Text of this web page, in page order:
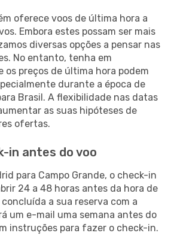
oferece voos de última hora a
Embora estes possam ser mais
diversas opções a pensar nas
No entanto, tenha em
os preços de última hora podem
durante a época de
Brasil. A flexibilidade nas datas
as suas hipóteses de
ofertas.
in antes do voo
para Campo Grande, o check-in
24 a 48 horas antes da hora de
a sua reserva com a
um e-mail uma semana antes do
instruções para fazer o check-in.